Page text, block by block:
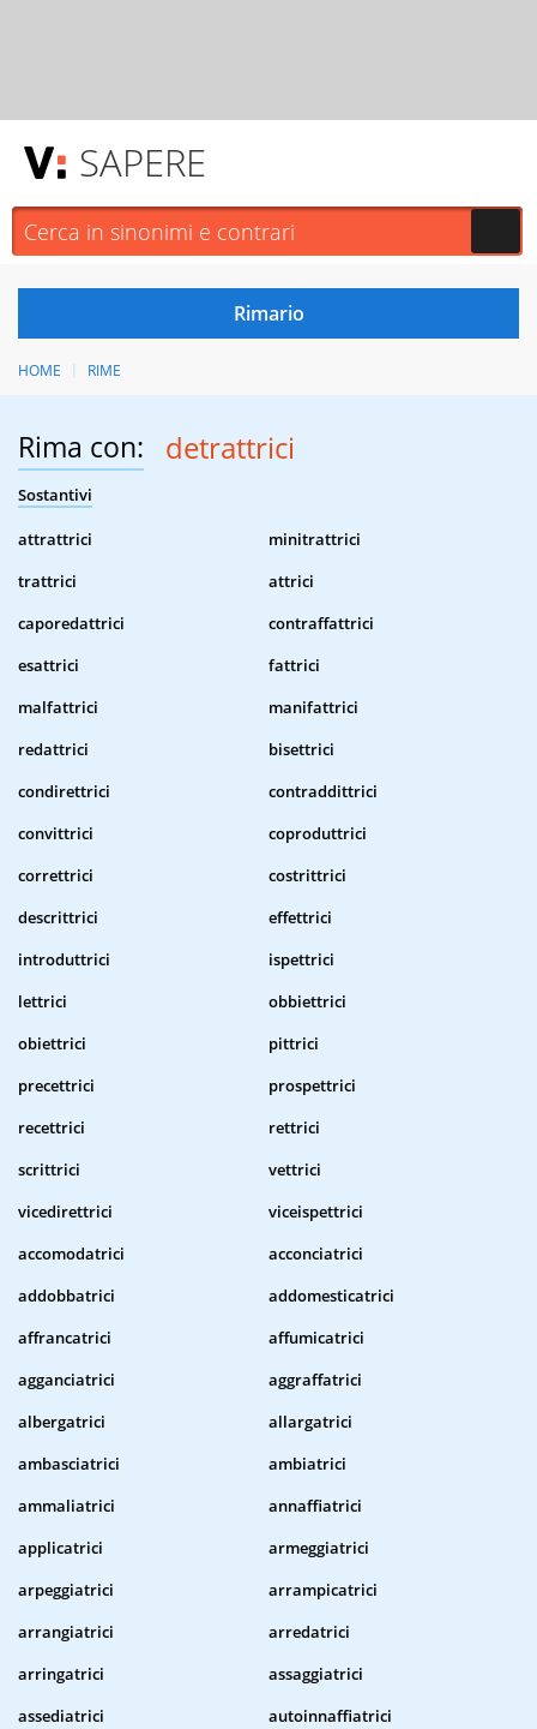
SAPERE
HOME RIME
Rima con: detrattrici
Sostantivi
attrattrici
minitrattrici
trattrici
attrici
caporedattrici
contraffattrici
esattrici
fattrici
malfattrici
manifattrici
redattrici
bisettrici
condirettrici
contraddittrici
convittrici
coproduttrici
correttrici
costrittrici
descrittrici
effettrici
introduttrici
ispettrici
lettrici
obbiettrici
obiettrici
pittrici
precettrici
prospettrici
recettrici
rettrici
scrittrici
vettrici
vicedirettrici
viceispettrici
accomodatrici
acconciatrici
addobbatrici
addomesticatrici
affrancatrici
affumicatrici
agganciatrici
aggraffatrici
albergatrici
allargatrici
ambasciatrici
ambiatrici
ammaliatrici
annaffiatrici
applicatrici
armeggiatrici
arpeggiatrici
arrampicatrici
arrangiatrici
arredatrici
arringatrici
assaggiatrici
assediatrici
autoinnaffiatrici